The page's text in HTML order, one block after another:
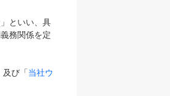
といい、具
務関係を定
及び「当社ウ